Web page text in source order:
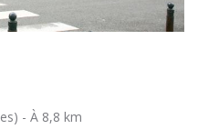
- À 8,8 km